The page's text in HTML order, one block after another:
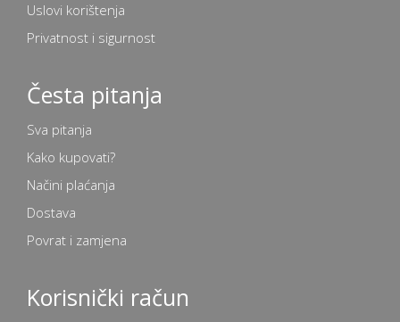
Uslovi korištenja
Privatnost i sigurnost
Česta pitanja
Sva pitanja
Kako kupovati?
Načini plaćanja
Dostava
Povrat i zamjena
Korisnički račun